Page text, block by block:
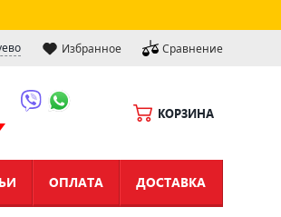
Избранное Сравнение
КОРЗИНА
ОПЛАТА ДОСТАВКА